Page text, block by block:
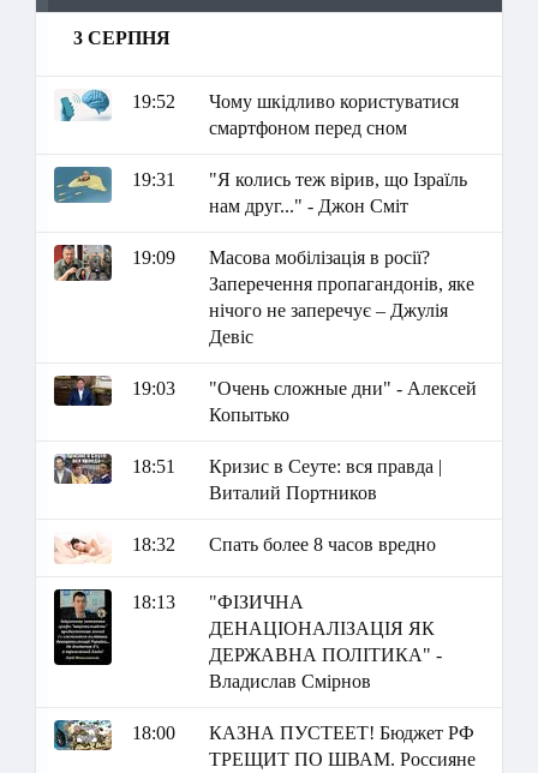
3 СЕРПНЯ
19:52
Чому шкідливо користуватися
смартфоном перед сном
19:31
"Я колись теж вірив, що Ізраїль
нам друг..." - Джон Сміт
19:09
Масова мобілізація в росії?
Заперечення пропагандонів, яке
нічого не заперечує – Джулія
Девіс
19:03
"Очень сложные дни" - Алексей
Копытько
18:51
Кризис в Сеуте: вся правда |
Виталий Портников
18:32 Спать более 8 часов вредно
18:13
"ФІЗИЧНА
ДЕНАЦІОНАЛІЗАЦІЯ ЯК
ДЕРЖАВНА ПОЛІТИКА" -
Владислав Смірнов
18:00
КАЗНА ПУСТЕЕТ! Бюджет РФ
ТРЕЩИТ ПО ШВАМ. Россияне